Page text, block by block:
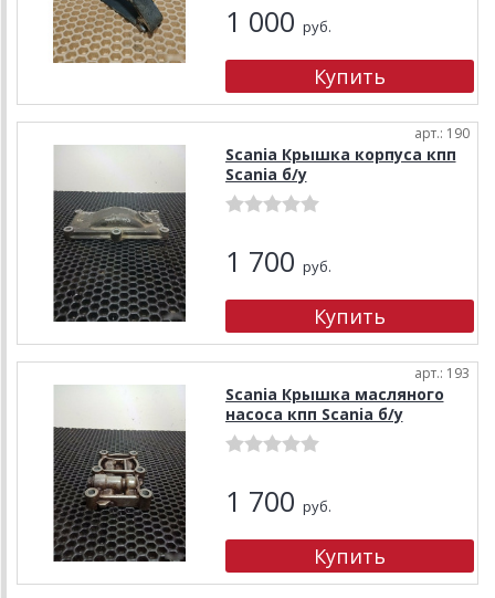
1 000 руб.
арт.: 190
Scania Крышка корпуса кпп
Scania б/у
1 700 руб.
арт.: 193
Scania Крышка масляного
насоса кпп Scania б/у
1 700 руб.